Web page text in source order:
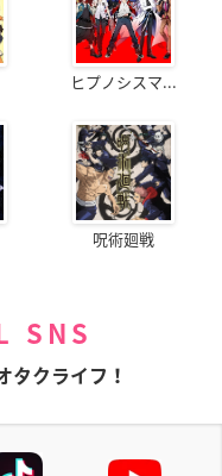
ヒプノシスマ...
呪術廻戦
SNS
タクライフ！